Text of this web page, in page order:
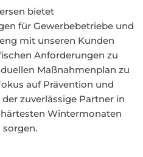
bietet
für Gewerbebetriebe und
mit unseren Kunden
Anforderungen zu
Maßnahmenplan zu
auf Prävention und
zuverlässige Partner in
Wintermonaten
sorgen.